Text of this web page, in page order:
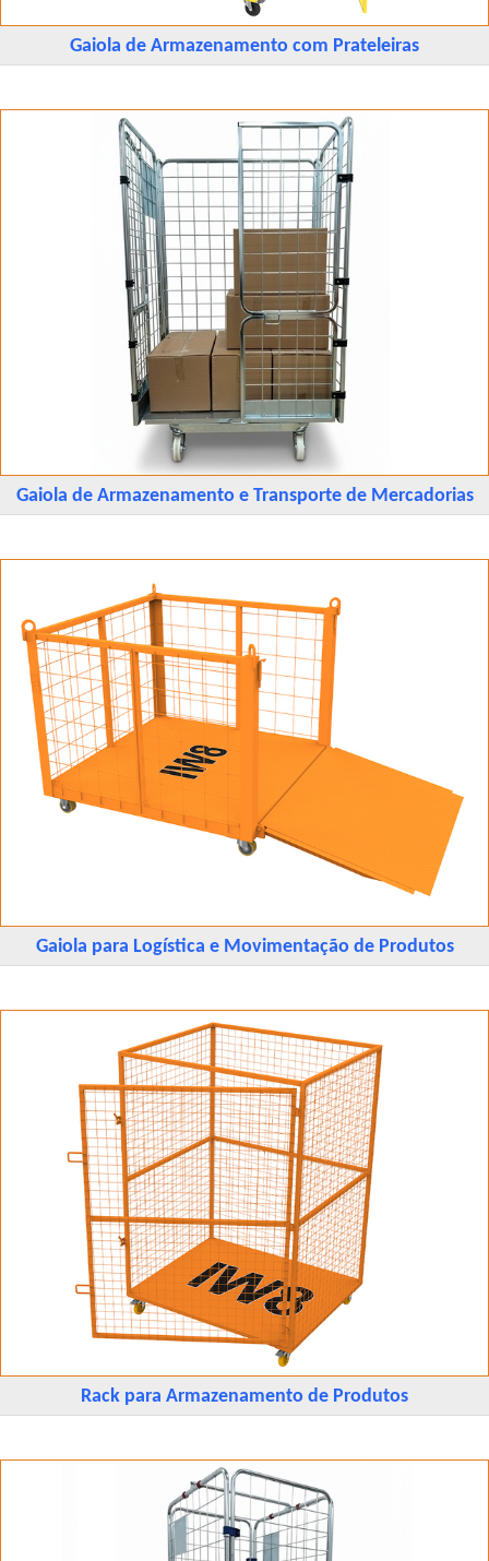
Gaiola de Armazenamento com Prateleiras
Gaiola de Armazenamento e Transporte de Mercadorias
Gaiola para Logística e Movimentação de Produtos
Rack para Armazenamento de Produtos